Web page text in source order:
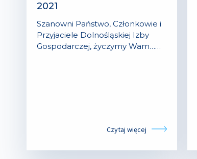
2021
Szanowni Państwo, Członkowie i
Przyjaciele Dolnośląskiej Izby
Gospodarczej, życzymy Wam……
Czytaj więcej